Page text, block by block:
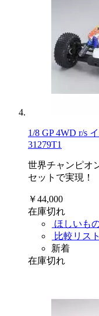
1/8 GP 4WD r/s
31279T1
世界チャンピオ
セットで実現！
￥44,000
在庫切れ
ほしいも
比較リス
新着
在庫切れ